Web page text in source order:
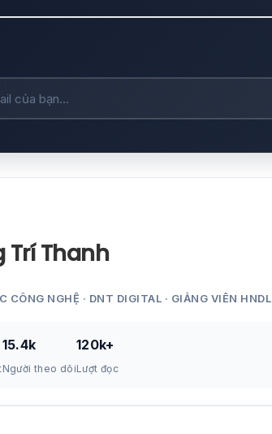
Trí Thanh
CÔNG NGHỆ · DNT DIGITAL · GIẢNG VIÊN HNDL
15.4k
Người theo dõi
120k+
Lượt đọc